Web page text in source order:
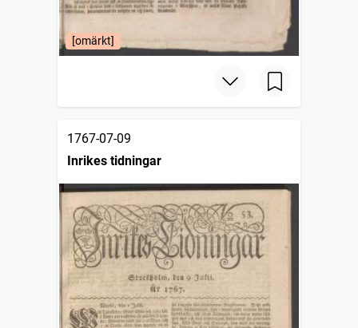
[omärkt]
1767-07-09
Inrikes tidningar